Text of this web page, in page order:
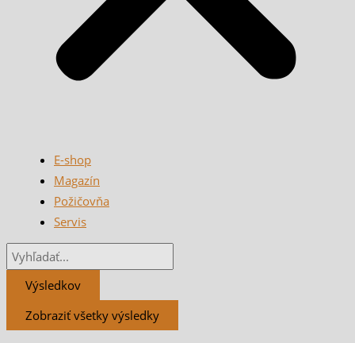
E-shop
Magazín
Požičovňa
Servis
Výsledkov
Zobraziť všetky výsledky